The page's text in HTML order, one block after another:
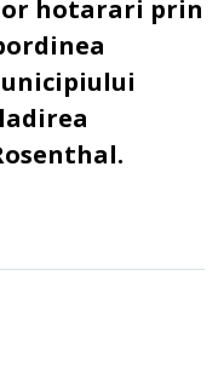
hotarari prin